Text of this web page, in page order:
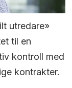
utredare»
til en
kontroll med
kontrakter.